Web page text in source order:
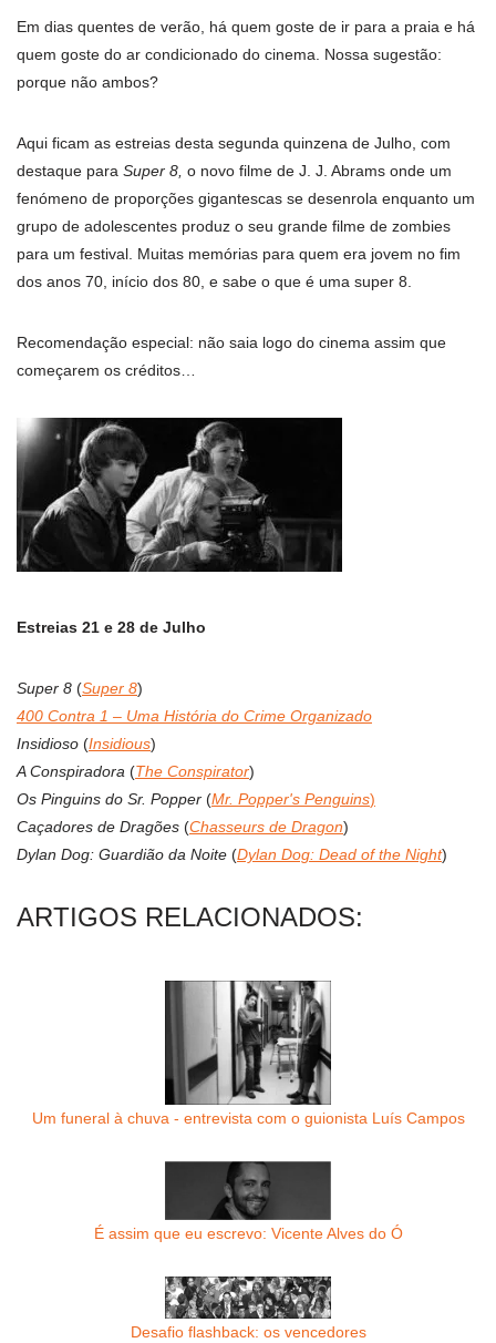
Em dias quentes de verão, há quem goste de ir para a praia e há
quem goste do ar condicionado do cinema. Nossa sugestão:
porque não ambos?
Aqui ficam as estreias desta segunda quinzena de Julho, com
destaque para Super 8, o novo filme de J. J. Abrams onde um
fenómeno de proporções gigantescas se desenrola enquanto um
grupo de adolescentes produz o seu grande filme de zombies
para um festival. Muitas memórias para quem era jovem no fim
dos anos 70, início dos 80, e sabe o que é uma super 8.
Recomendação especial: não saia logo do cinema assim que
começarem os créditos…
Estreias 21 e 28 de Julho
Super 8 (Super 8)
400 Contra 1 – Uma História do Crime Organizado
Insidioso (Insidious)
A Conspiradora (The Conspirator)
Os Pinguins do Sr. Popper (Mr. Popper's Penguins)
Caçadores de Dragões (Chasseurs de Dragon)
Dylan Dog: Guardião da Noite (Dylan Dog: Dead of the Night)
ARTIGOS RELACIONADOS:
Um funeral à chuva - entrevista com o guionista Luís Campos
É assim que eu escrevo: Vicente Alves do Ó
Desafio flashback: os vencedores